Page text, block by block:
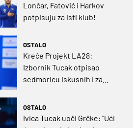
Lončar, Fatović i Harkov
potpisuju za isti klub!
OSTALO
Kreće Projekt LA28:
Izbornik Tucak otpisao
sedmoricu iskusnih i za
OSTALO
Ivica Tucak uoči Grčke: "Ući